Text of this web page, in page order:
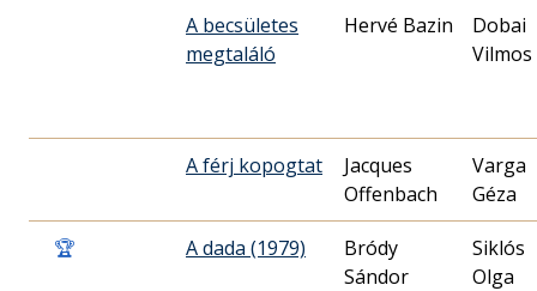
A becsületes
megtaláló
Hervé Bazin
Dobai
Vilmos
A férj kopogtat
Jacques
Offenbach
Varga
Géza
🏆 A dada (1979)
Bródy
Sándor
Siklós
Olga